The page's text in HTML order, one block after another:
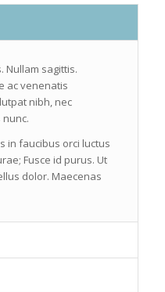
Nullam sagittis.
ac venenatis
nibh, nec
in faucibus orci luctus
Fusce id purus. Ut
dolor. Maecenas